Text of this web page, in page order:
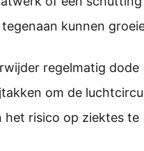
kunnen
regelmatig dode
om de
het risico op ziektes te